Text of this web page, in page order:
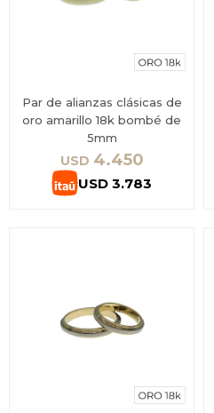
Par de alianzas clásicas de
oro amarillo 18k bombé de
5mm
USD 4.450
USD 3.783